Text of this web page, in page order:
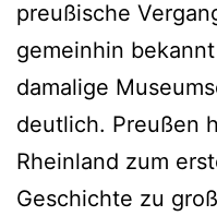
preußische
gemeinhin
damalige
deutlich. Preußen
Rheinland zum
Geschichte zu